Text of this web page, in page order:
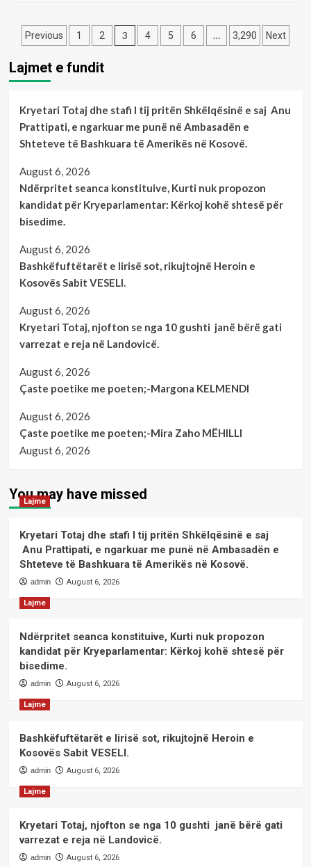
poetike
me
poeten:-
Jonna
Posts
pagination
Previous 1 2 3 4 5 6 … 3,290 Next
Lajmet e fundit
Kryetari Totaj dhe stafi I tij pritën Shkëlqësinë e saj Anu
Prattipati, e ngarkuar me punë në Ambasadën e
Shteteve të Bashkuara të Amerikës në Kosovë.
August 6, 2026
Ndërpritet seanca konstituive, Kurti nuk propozon
kandidat për Kryeparlamentar: Kërkoj kohë shtesë për
bisedime.
August 6, 2026
Bashkëfuftëtarët e lirisë sot, rikujtojnë Heroin e
Kosovës Sabit VESELI.
August 6, 2026
Kryetari Totaj, njofton se nga 10 gushti janë bërë gati
varrezat e reja në Landovicë.
August 6, 2026
Çaste poetike me poeten;-Margona KELMENDI
August 6, 2026
Çaste poetike me poeten;-Mira Zaho MËHILLI
August 6, 2026
You may have missed
Lajme
Kryetari Totaj dhe stafi I tij pritën Shkëlqësinë e saj
Anu Prattipati, e ngarkuar me punë në Ambasadën e
Shteteve të Bashkuara të Amerikës në Kosovë.
admin August 6, 2026
Lajme
Ndërpritet seanca konstituive, Kurti nuk propozon
kandidat për Kryeparlamentar: Kërkoj kohë shtesë për
bisedime.
admin August 6, 2026
Lajme
Bashkëfuftëtarët e lirisë sot, rikujtojnë Heroin e
Kosovës Sabit VESELI.
admin August 6, 2026
Lajme
Kryetari Totaj, njofton se nga 10 gushti janë bërë gati
varrezat e reja në Landovicë.
admin August 6, 2026